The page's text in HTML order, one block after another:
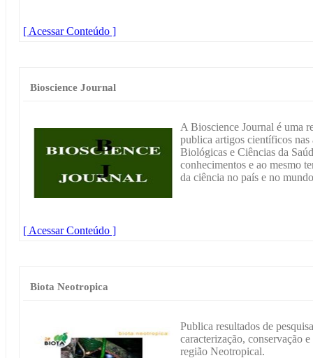
[ Acessar Conteúdo ]
Bioscience Journal
A Bioscience Journal é uma
publica artigos científicos nas
Biológicas e Ciências da
conhecimentos e ao mesmo
da ciência no país e no
[ Acessar Conteúdo ]
Biota Neotropica
Publica resultados de
caracterização, conservação
região Neotropical.